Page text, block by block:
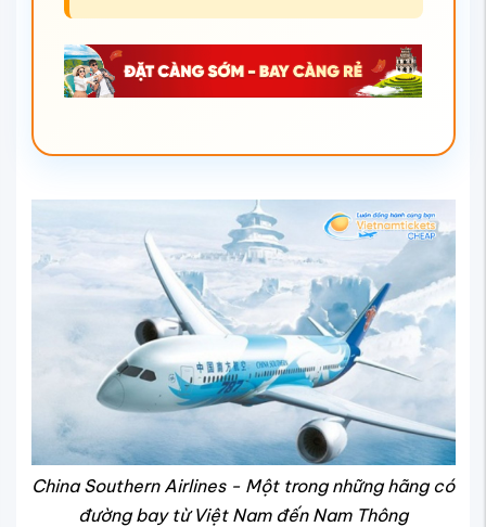
China Southern Airlines - Một trong những hãng có
đường bay từ Việt Nam đến Nam Thông